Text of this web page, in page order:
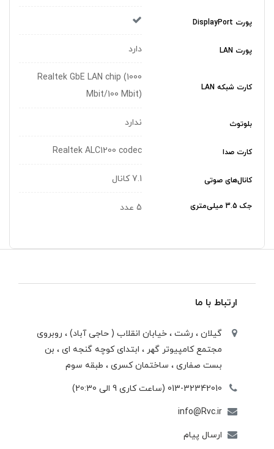
پورت DisplayPort
پورت LAN دارد
کارت شبکه LAN
Realtek GbE LAN chip (1000
Mbit/100 Mbit)
بلوتوث ندارد
کارت صدا Realtek ALC1200 codec
کانال‌های صوتی 7.1 کانال
جک 3.5 میلی‌متری 5 عدد
ارتباط با ما
گیلان ، رشت ، خيابان انقلاب ( حاجی آباد) ، روبروی
مجتمع كامپيوتر گهر ، ابتدای كوچه گنجه ای ، بن
بست صفاری ، ساختمان كسری ، طبقه سوم
013-32342010 (ساعت کاری 9 الی 20:30)
info@Rvc.ir
ارسال پیام